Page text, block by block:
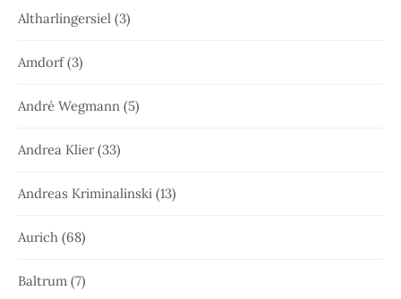
Altharlingersiel (3)
Amdorf(3)
André Wegmann (5)
Andrea Klier(33)
Andreas Kriminalinski (13)
Aurich (68)
Baltrum (7)